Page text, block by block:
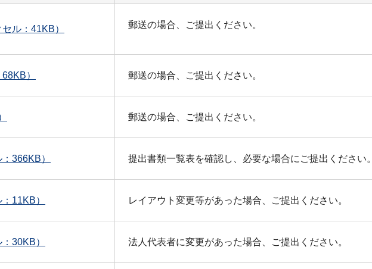
ル：41KB） 郵送の場合、ご提出ください。
） 郵送の場合、ご提出ください。
郵送の場合、ご提出ください。
366KB） 提出書類一覧表を確認し、必要な場合にご提出ください。
11KB） レイアウト変更等があった場合、ご提出ください。
30KB） 法人代表者に変更があった場合、ご提出ください。